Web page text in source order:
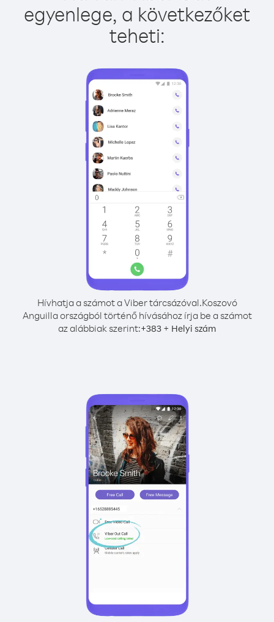
egyenlege, a következőket
teheti:
Hívhatja a számot a Viber tárcsázóval.Koszovó
Anguilla országból történő hívásához írja be a számot
az alábbiak szerint:+383 + Helyi szám